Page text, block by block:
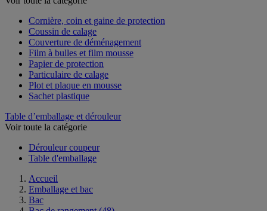
Cornière, coin et gaine de protection
Coussin de calage
Couverture de déménagement
Film à bulles et film mousse
Papier de protection
Particulaire de calage
Plot et plaque en mousse
Sachet plastique
Table d’emballage et dérouleur
Voir toute la catégorie
Dérouleur coupeur
Table d'emballage
Accueil
Emballage et bac
Bac